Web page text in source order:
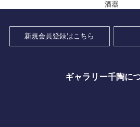
酒器
新規会員登録はこちら
ギャラリー千陶に